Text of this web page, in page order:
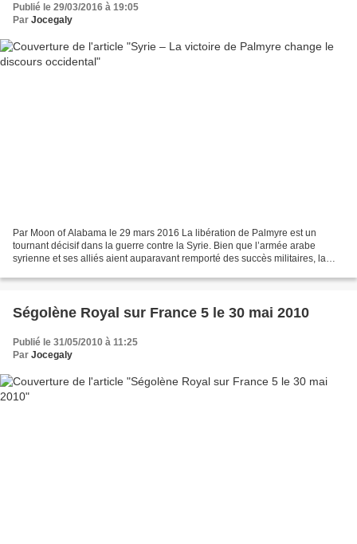
Publié le 29/03/2016 à 19:05
Par Jocegaly
Par Moon of Alabama le 29 mars 2016 La libération de Palmyre est un
tournant décisif dans la guerre contre la Syrie. Bien que l’armée arabe
syrienne et ses alliés aient auparavant remporté des succès militaires, la
Ségolène Royal sur France 5 le 30 mai 2010
Publié le 31/05/2010 à 11:25
Par Jocegaly